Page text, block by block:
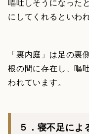
にしてくれるといわ
「裏内庭」は足の裏
根の間に存在し、嘔
われています。
５．寝不足によ